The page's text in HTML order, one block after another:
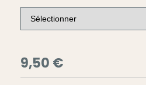
9,50 €